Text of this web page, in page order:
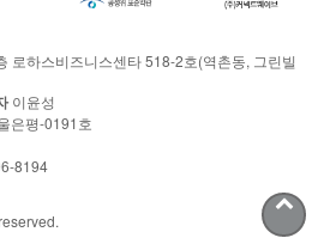
로하스비즈니스센타 518-2호(역촌동, 그린빌
이윤성
은평-0191호
8194